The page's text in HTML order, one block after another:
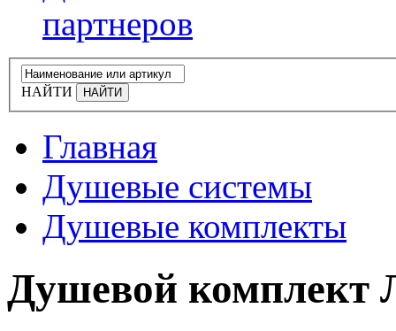
партнеров
НАЙТИ
Главная
Душевые системы
Душевые комплекты
Душевой